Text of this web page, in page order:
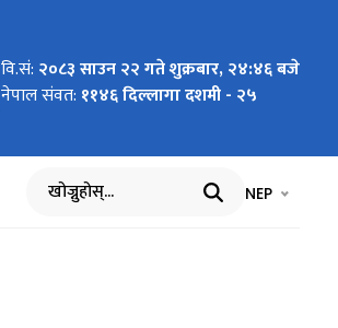
वि.सं: २०८३ साउन २२ गते शुक्रबार, २४:४६ बजे
नेपाल संवत: ११४६ दिल्लागा दशमी - २५
खोज्नुहोस् भाषा चयन
NEP